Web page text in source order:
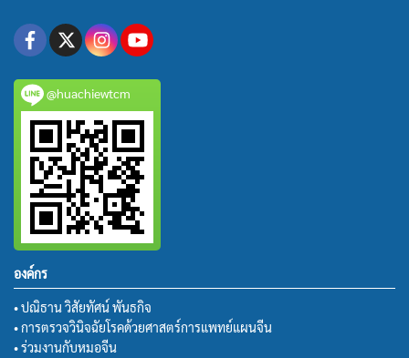
@huachiewtcm
องค์กร
• ปณิธาน วิสัยทัศน์ พันธกิจ
• การตรวจวินิจฉัยโรคด้วยศาสตร์การแพทย์แผนจีน
• ร่วมงานกับหมอจีน